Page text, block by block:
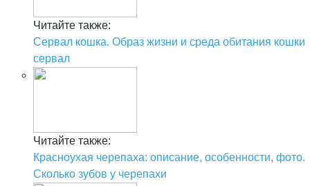
Читайте также:
Сервал кошка. Образ жизни и среда обитания кошки
сервал
Читайте также:
Красноухая черепаха: описание, особенности, фото.
Сколько зубов у черепахи